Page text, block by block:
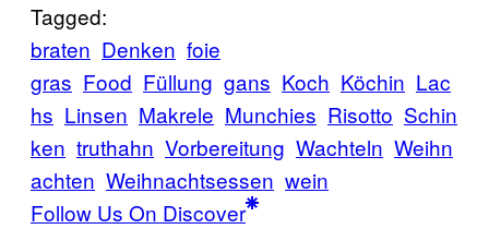
Tagged:
braten Denken foie
gras Food Füllung gans Koch Köchin Lac
hs Linsen Makrele Munchies Risotto Schin
ken truthahn Vorbereitung Wachteln Weihn
achten Weihnachtsessen wein
Follow Us On Discover